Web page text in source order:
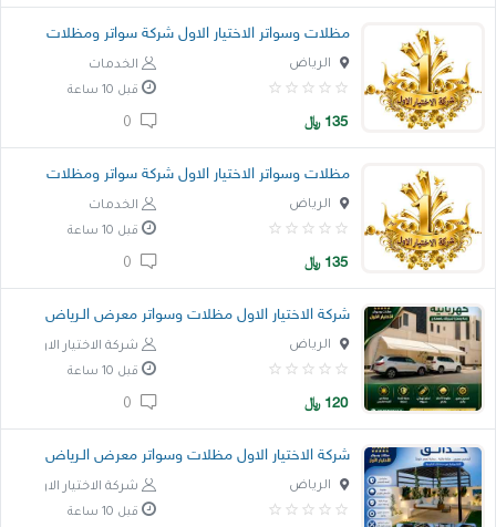
مظلات وسواتر الاختيار الاول شركة سواتر ومظلات
الخدمات الرياض
قبل 10 ساعة
135 ﷼
مظلات وسواتر الاختيار الاول شركة سواتر ومظلات
الخدمات الرياض
قبل 10 ساعة
135 ﷼
شركة الاختيار الاول مظلات وسواتر معرض الـرياض
شركة الاختيار الاول الرياض
قبل 10 ساعة
120 ﷼
شركة الاختيار الاول مظلات وسواتر معرض الـرياض
شركة الاختيار الاول الرياض
قبل 10 ساعة